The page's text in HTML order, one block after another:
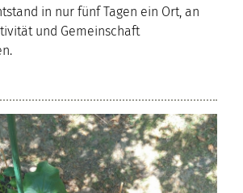
in nur fünf Tagen ein Ort, an
und Gemeinschaft